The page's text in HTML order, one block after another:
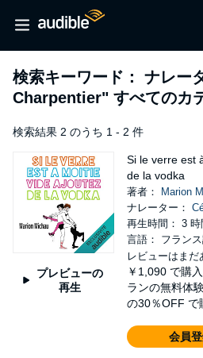
検索キーワード： ナレー
Charpentier" すべてのカ
検索結果 2 のうち 1 - 2 件
プレビューの
再生
Si le verre est
de la vodka
著者：
Marion
ナレーター：
再生時間： 3
言語： フラン
レビューはまだ
￥1,090 で購
ランの無料体
の30％OFF で
会員